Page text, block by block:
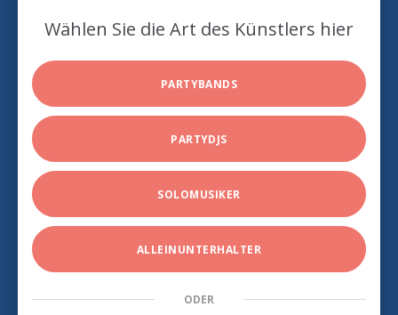
Wählen Sie die Art des Künstlers hier
PARTYBANDS
PARTYDJS
SOLOMUSIKER
ALLEINUNTERHALTER
ODER